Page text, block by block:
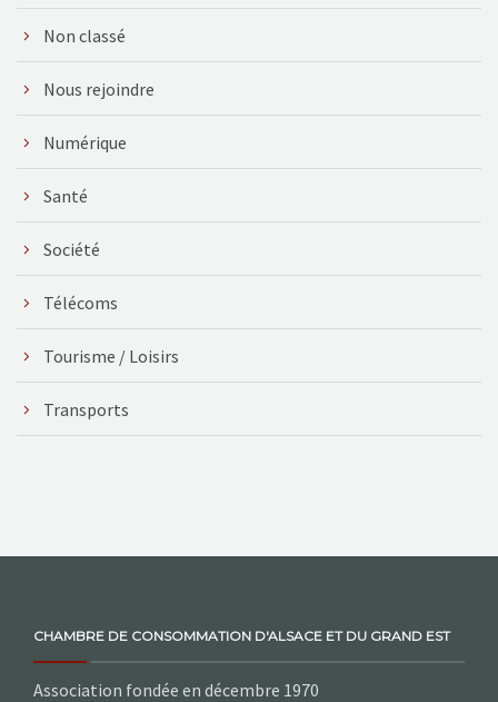
Non classé
Nous rejoindre
Numérique
Santé
Société
Télécoms
Tourisme / Loisirs
Transports
CHAMBRE DE CONSOMMATION D'ALSACE ET DU GRAND EST
Association fondée en décembre 1970